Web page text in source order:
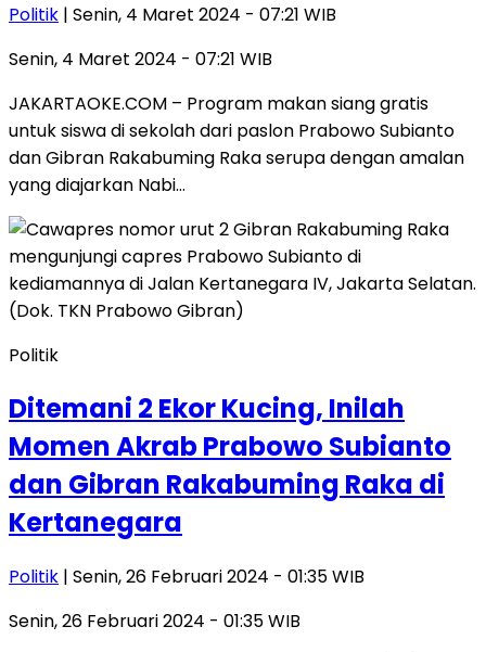
Politik | Senin, 4 Maret 2024 - 07:21 WIB
Senin, 4 Maret 2024 - 07:21 WIB
JAKARTAOKE.COM – Program makan siang gratis
untuk siswa di sekolah dari paslon Prabowo Subianto
dan Gibran Rakabuming Raka serupa dengan amalan
yang diajarkan Nabi…
Politik
Ditemani 2 Ekor Kucing, Inilah
Momen Akrab Prabowo Subianto
dan Gibran Rakabuming Raka di
Kertanegara
Politik | Senin, 26 Februari 2024 - 01:35 WIB
Senin, 26 Februari 2024 - 01:35 WIB